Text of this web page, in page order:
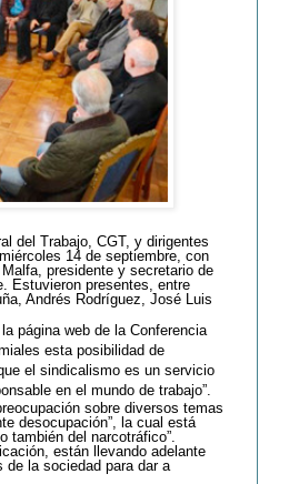
del Trabajo, CGT, y dirigentes
14 de septiembre, con
presidente y secretario de
Estuvieron presentes, entre
Andrés Rodríguez, José Luis
página web de la Conferencia
esta posibilidad de
el sindicalismo es un servicio
en el mundo de trabajo”.
sobre diversos temas
desocupación”, la cual está
también del narcotráfico”.
están llevando adelante
la sociedad para dar a